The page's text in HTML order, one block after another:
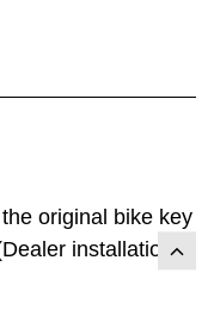
original bike key
installation